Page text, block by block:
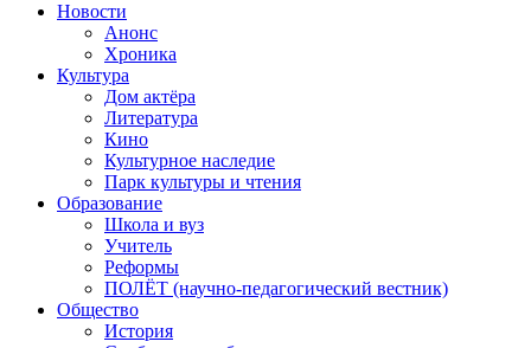
Новости
Анонс
Хроника
Культура
Дом актёра
Литература
Кино
Культурное наследие
Парк культуры и чтения
Образование
Школа и вуз
Учитель
Реформы
ПОЛЁТ (научно-педагогический вестник)
Общество
История